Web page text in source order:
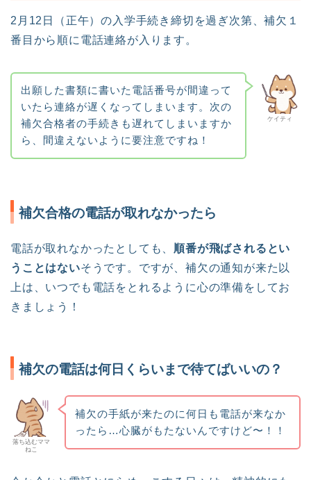
2月12日（正午）の入学手続き締切を過ぎ次第、補欠１
番目から順に電話連絡が入ります。
ケイティ
出願した書類に書いた電話番号が間違って
いたら連絡が遅くなってしまいます。次の
補欠合格者の手続きも遅れてしまいますか
ら、間違えないように要注意ですね！
補欠合格の電話が取れなかったら
電話が取れなかったとしても、 順番が飛ばされるとい
うことはないそうです。ですが、補欠の通知が来た以
上は、いつでも電話をとれるように心の準備をしてお
きましょう！
補欠の電話は何日くらいまで待てばいいの？
落ち込むママ
ねこ
補欠の手紙が来たのに何日も電話が来なか
ったら…心臓がもたないんですけど〜！！